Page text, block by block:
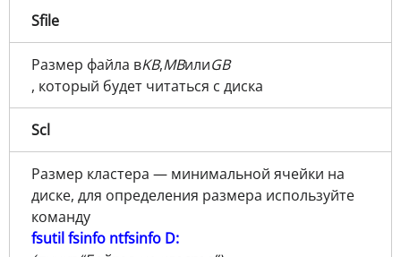
Sfile
Размер файла вKB,MBилиGB
, который будет читаться с диска
Scl
Размер кластера — минимальной ячейки на
диске, для определения размера используйте
команду
fsutil fsinfo ntfsinfo D: